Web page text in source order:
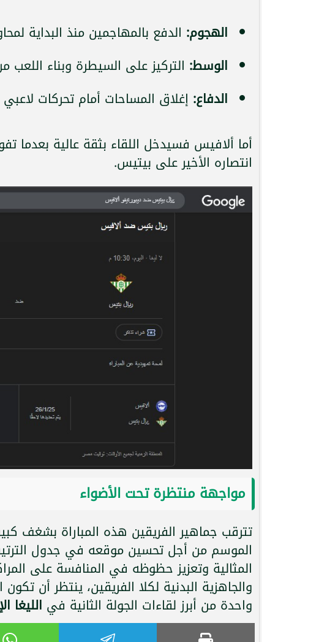
الهجوم: الدفع بالمهاجمين منذ البداية
الوسط: التركيز على السيطرة وبناء اللعب
الدفاع: إغلاق المساحات أمام تحركات
أما ألافيس فسيدخل اللقاء بثقة عالية بعدما
انتصاره الأخير على بيتيس.
مواجهة منتظرة تحت الأضواء
تترقب جماهير الفريقين هذه المباراة بشغف
الموسم من أجل تحسين موقعه في جدول
المثالية وتعزيز حظوظه في المنافسة على
والجاهزية البدنية لكلا الفريقين، ينتظر أن تكون
واحدة من أبرز لقاءات الجولة الثانية في الليغا